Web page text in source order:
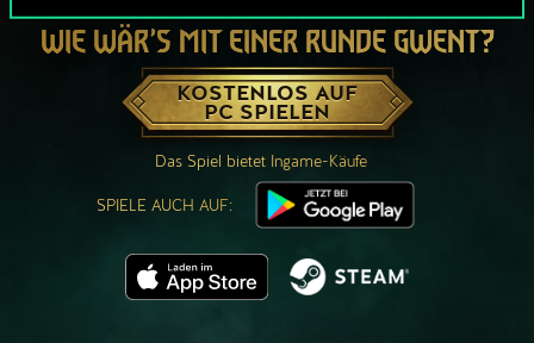
WIE WÄR’S MIT EINER RUNDE GWENT?
KOSTENLOS AUF
PC SPIELEN
Das Spiel bietet Ingame-Käufe
SPIELE AUCH AUF: